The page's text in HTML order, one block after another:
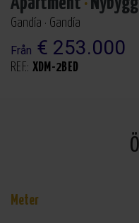
Gandía · Gandía
Från € 253.000
REF.: XDM-2BED
Meter